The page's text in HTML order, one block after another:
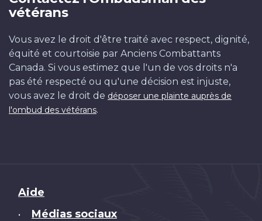
vétérans
Vous avez le droit d'être traité avec respect, dignité,
équité et courtoisie par Anciens Combattants
Canada. Si vous estimez que l'un de vos droits n'a
pas été respecté ou qu'une décision est injuste,
vous avez le droit de déposer une plainte auprès de
l'ombud des vétérans.
Brand
Aide
• Médias sociaux